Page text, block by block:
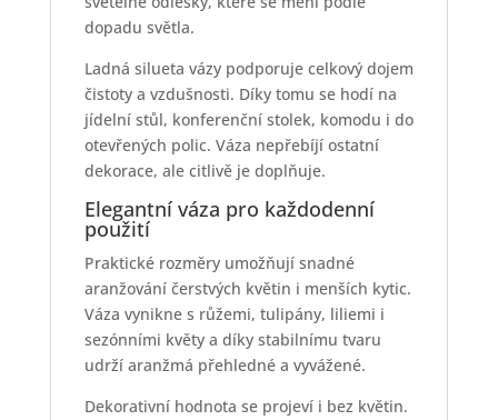
dopadu světla.
Ladná silueta vázy podporuje celkový dojem
čistoty a vzdušnosti. Díky tomu se hodí na
jídelní stůl, konferenční stolek, komodu i do
otevřených polic. Váza nepřebíjí ostatní
dekorace, ale citlivě je doplňuje.
Elegantní váza pro každodenní
použití
Praktické rozměry umožňují snadné
aranžování čerstvých květin i menších kytic.
Váza vynikne s růžemi, tulipány, liliemi i
sezónními květy a díky stabilnímu tvaru
udrží aranžmá přehledné a vyvážené.
Dekorativní hodnota se projeví i bez květin.